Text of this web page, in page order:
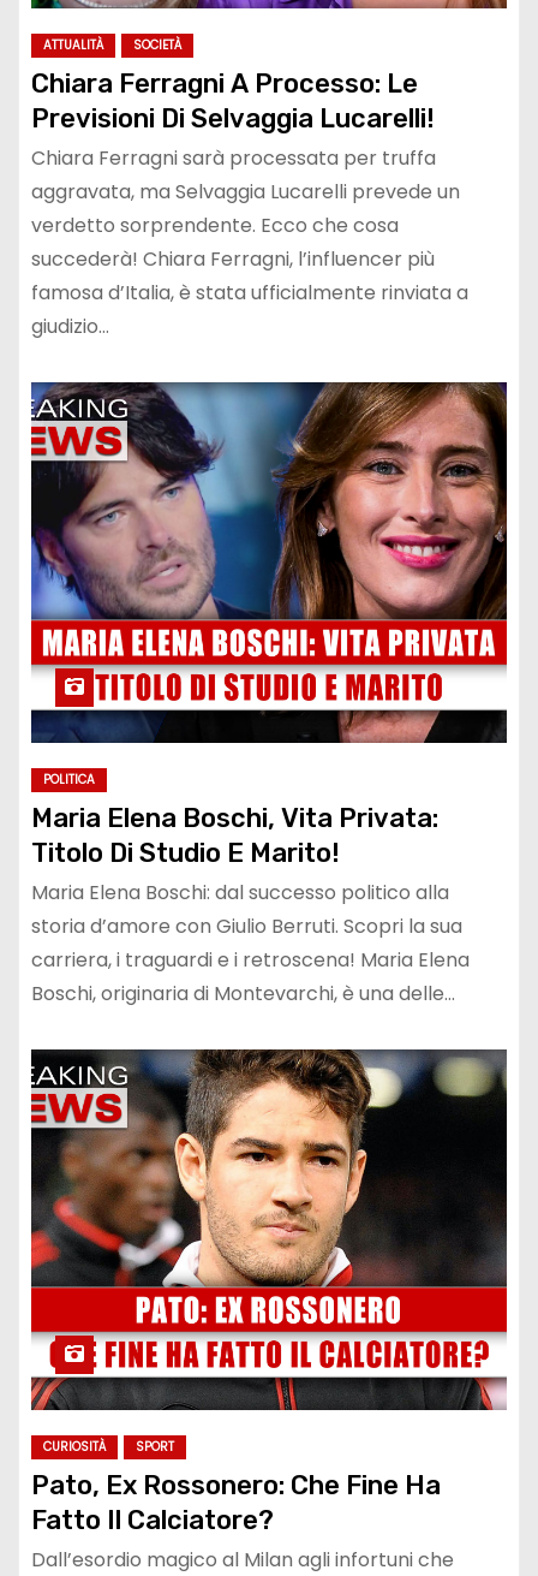
ATTUALITÀ SOCIETÀ
Chiara Ferragni A Processo: Le
Previsioni Di Selvaggia Lucarelli!
Chiara Ferragni sarà processata per truffa
aggravata, ma Selvaggia Lucarelli prevede un
verdetto sorprendente. Ecco che cosa
succederà! Chiara Ferragni, l’influencer più
famosa d’Italia, è stata ufficialmente rinviata a
giudizio…
POLITICA
Maria Elena Boschi, Vita Privata:
Titolo Di Studio E Marito!
Maria Elena Boschi: dal successo politico alla
storia d’amore con Giulio Berruti. Scopri la sua
carriera, i traguardi e i retroscena! Maria Elena
Boschi, originaria di Montevarchi, è una delle…
CURIOSITÀ SPORT
Pato, Ex Rossonero: Che Fine Ha
Fatto Il Calciatore?
Dall’esordio magico al Milan agli infortuni che